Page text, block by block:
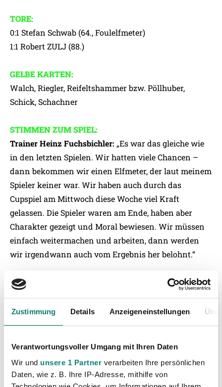
Zustimmung Details Anzeigeneinstellungen
Verantwortungsvoller Umgang mit Ihren Daten
Wir und unsere 1 Partner verarbeiten Ihre persönlichen
Daten, wie z. B. Ihre IP-Adresse, mithilfe von
TORE:
0:1 Stefan Schwab (64., Foulelfmeter)
1:1 Robert ZULJ (88.)
GELBE KARTEN:
Walch, Riegler, Reifeltshammer bzw. Pöllhuber,
Schick, Schachner
STIMMEN ZUM SPIEL:
Trainer Heinz Fuchsbichler: „Es war das gleiche wie
in den letzten Spielen. Wir hatten viele Chancen –
dann bekommen wir einen Elfmeter, der laut meinem
Spieler keiner war. Wir haben auch durch das
Cupspiel am Mittwoch diese Woche viel Kraft
gelassen. Die Spieler waren am Ende, haben aber
Charakter gezeigt und Moral bewiesen. Wir müssen
einfach weitermachen und arbeiten, dann werden
wir irgendwann auch vom Ergebnis her belohnt.“
Didi Kühbauer (Admira-Trainer):
„Es war kein
SPIELDATEN Admira Wacker